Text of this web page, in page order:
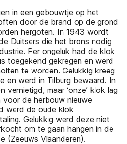
in een gebouwtje op het
door de brand op de grond
hergoten. In 1943 wordt
Duitsers die het brons nodig
Per ongeluk had de klok
toegekend gekregen en werd
te worden. Gelukkig kreeg
en werd in Tilburg bewaard. In
maar ‘onze’ klok lag
voor de herbouw nieuwe
werd de oude klok
Gelukkig werd deze niet
om te gaan hangen in de
(Zeeuws Vlaanderen).